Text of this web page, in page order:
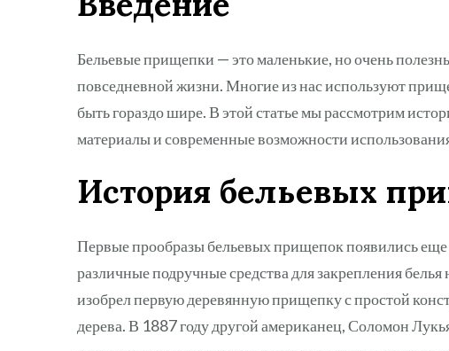
Бельевые прищепки — это маленькие, но очень
повседневной жизни. Многие из нас используют
быть гораздо шире. В этой статье мы рассмотрим
материалы и современные возможности
История бельевых
Первые прообразы бельевых прищепок появились
различные подручные средства для закрепления
изобрел первую деревянную прищепку с простой
дерева. В 1887 году другой американец, Соломон